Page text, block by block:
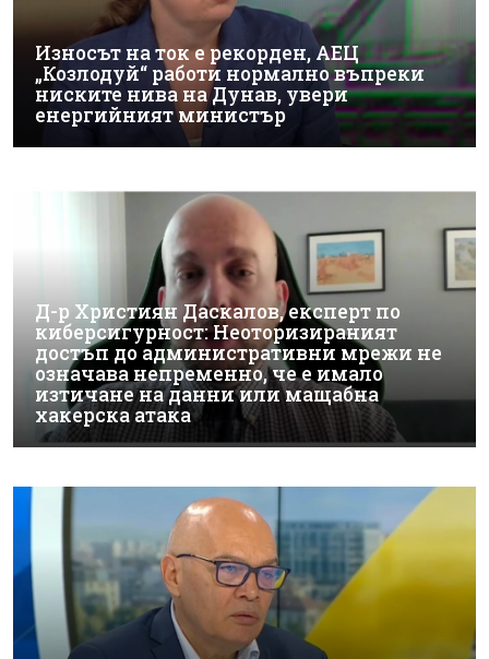
Износът на ток е рекорден, АЕЦ
„Козлодуй“ работи нормално въпреки
ниските нива на Дунав, увери
енергийният министър
Д-р Християн Даскалов, експерт по
киберсигурност: Неоторизираният
достъп до административни мрежи не
означава непременно, че е имало
изтичане на данни или мащабна
хакерска атака